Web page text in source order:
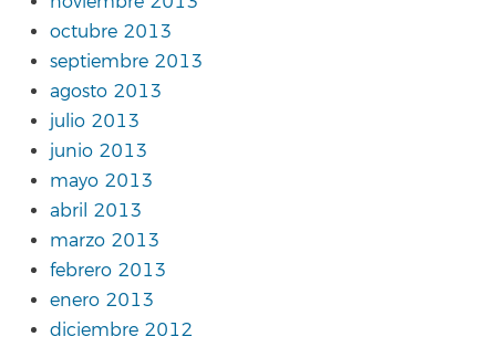
octubre 2013
septiembre 2013
agosto 2013
julio 2013
junio 2013
mayo 2013
abril 2013
marzo 2013
febrero 2013
enero 2013
diciembre 2012